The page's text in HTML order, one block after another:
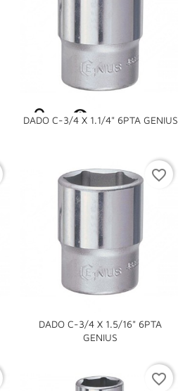
DADO C-3/4 X 1.1/4" 6PTA GENIUS

DADO C-3/4 X 1.5/16" 6PTA
GENIUS

favorite_border
favorite_border